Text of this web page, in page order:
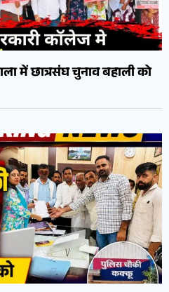
में छात्रसंघ चुनाव बहाली को